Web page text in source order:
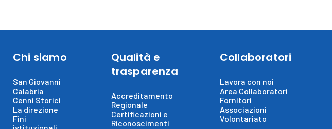
Chi siamo
San Giovanni
Calabria
Cenni Storici
La direzione
Fini
Qualità e
trasparenza
Accreditamento
Regionale
Certificazioni e
Riconoscimenti
Collaboratori
Lavora con noi
Area Collaboratori
Fornitori
Associazioni
Volontariato